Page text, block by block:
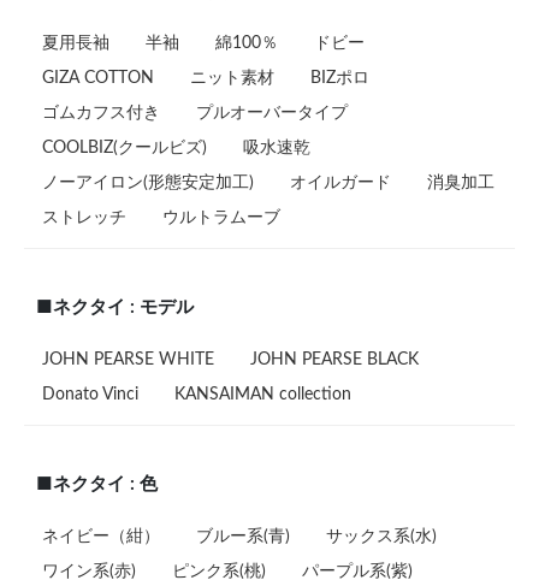
夏用長袖 半袖 綿100％ ドビー
GIZA COTTON ニット素材 BIZポロ
ゴムカフス付き プルオーバータイプ
COOLBIZ(クールビズ) 吸水速乾
ノーアイロン(形態安定加工) オイルガード 消臭加工
ストレッチ ウルトラムーブ
■ネクタイ : モデル
JOHN PEARSE WHITE JOHN PEARSE BLACK
Donato Vinci KANSAIMAN collection
■ネクタイ : 色
ネイビー（紺） ブルー系(青) サックス系(水)
ワイン系(赤) ピンク系(桃) パープル系(紫)